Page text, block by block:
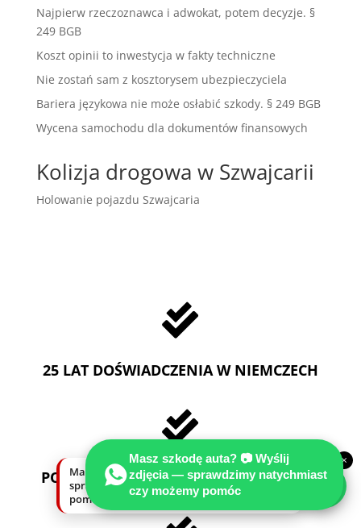
Najpierw rzeczoznawca i adwokat, potem decyzje. §
249 BGB
Koszt opinii to inwestycja w fakty techniczne
Nie zostań sam z kosztorysem ubezpieczyciela
Bariera językowa nie może osłabić szkody. § 249 BGB
Wycena samochodu dla dokumentów finansowych
Kolizja drogowa w Szwajcarii
Holowanie pojazdu Szwajcaria

25 LAT DOŚWIADCZENIA W NIEMCZECH

PORADY TECHNICZNO-PRAWNE GRATIS
Masz szkodę auta? 📷 Wyślij
zdjęcia — sprawdzimy natychmiast
czy możemy pomóc
×
Masz szkodę auta? Wyślij zdjęcia —
sprawdzimy natychmiast, czy możemy
pomóc.